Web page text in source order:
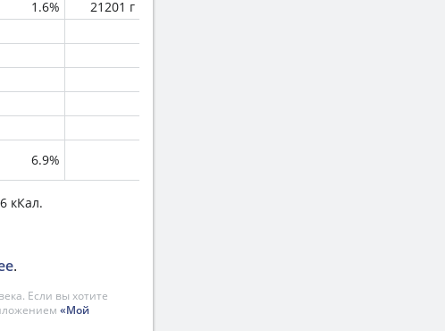
1.6%
21201 г
6.9%
кКал.
.
Если вы хотите
«Мой